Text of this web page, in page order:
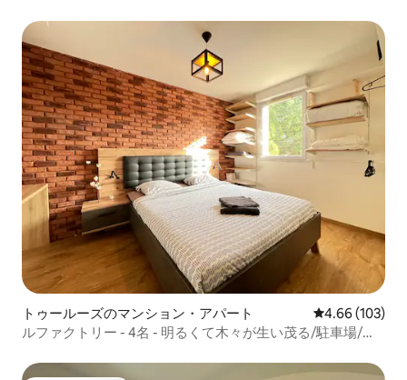
トゥールーズのマンション・アパート レビュー103
4.66 (103)
ルファクトリー - 4名 - 明るくて木々が生い茂る/駐車場/バ